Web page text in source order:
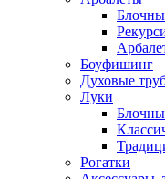
Боуфишинг
Духовые
Луки
Рогатки